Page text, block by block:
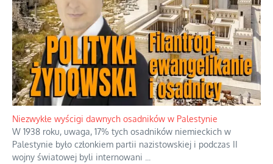
Niezwykłe wyścigi dawnych osadników w Palestynie
W 1938 roku, uwaga, 17% tych osadników niemieckich w
Palestynie było członkiem partii nazistowskiej i podczas II
wojny światowej byli internowani